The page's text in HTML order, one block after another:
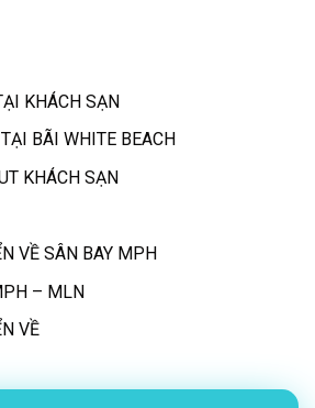
KHÁCH SẠN
BÃI WHITE BEACH
KHÁCH SẠN
VỀ SÂN BAY MPH
– MLN
VỀ